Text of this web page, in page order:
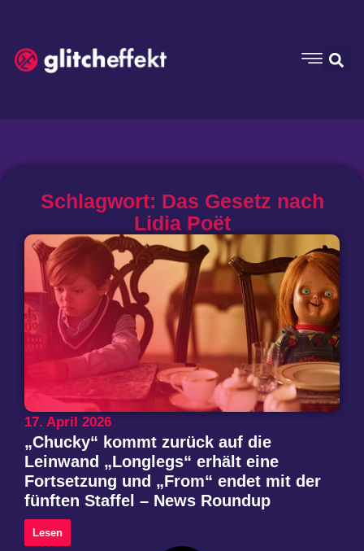
Schlagwort: Das Gesetz nach
Lidia Poët
17. April 2026
„Chucky“ kommt zurück auf die
Leinwand „Longlegs“ erhält eine
Fortsetzung und „From“ endet mit der
fünften Staffel – News Roundup
Lesen